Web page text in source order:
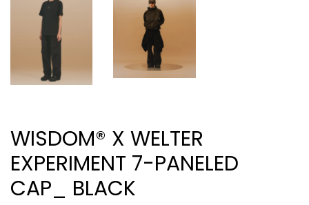
WISDOM® X WELTER
EXPERIMENT 7-PANELED
CAP_ BLACK